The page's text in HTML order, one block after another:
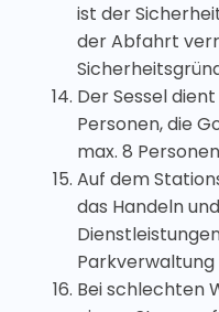
ist der
der Abfahrt
Der Sessel
Personen, die
max. 8
Auf dem
das Handeln
Bei schlechten